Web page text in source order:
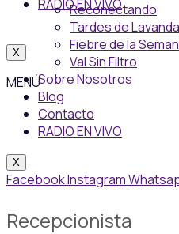
RADIO EN VIVO
X
MENÚ
Reconectando
Tardes de Lavanda
Fiebre de la
Val Sin Filtro
Sobre Nosotros
Blog
Contacto
RADIO EN VIVO
X
FacebookInstagram
Recepcionista